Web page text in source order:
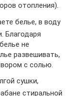
отопления).
белье, в воду
Благодаря
не
развешивать,
с солью.
сушки,
стиральной